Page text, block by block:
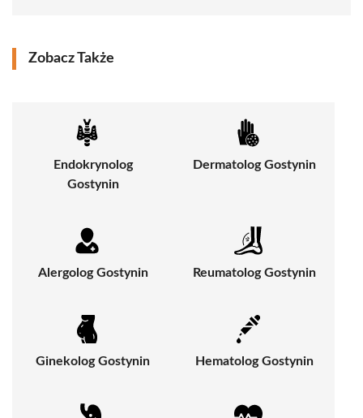
Zobacz Także
Endokrynolog
Gostynin
Dermatolog Gostynin
Alergolog Gostynin Reumatolog Gostynin
Ginekolog Gostynin Hematolog Gostynin